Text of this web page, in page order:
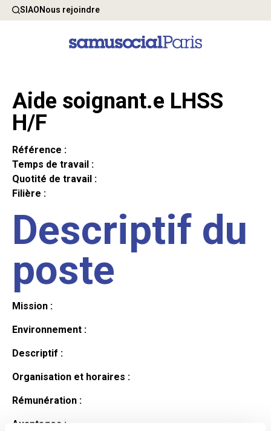
SIAONous rejoindre
Aide soignant.e LHSS
H/F
Référence :
Temps de travail :
Quotité de travail :
Filière :
Descriptif du
poste
Mission :
Environnement :
Descriptif :
Organisation et horaires :
Rémunération :
Avantages :